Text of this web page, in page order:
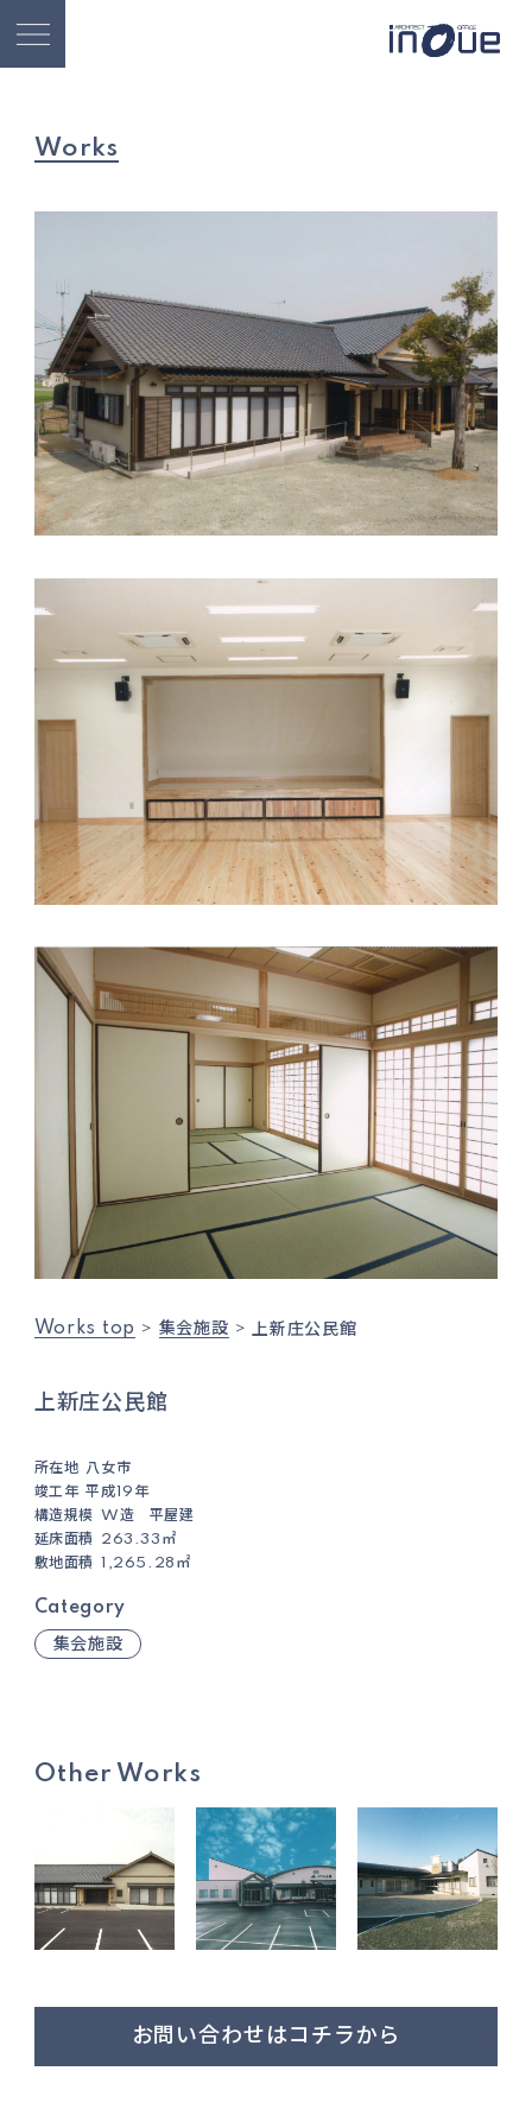
Works
Works top 集会施設 上新庄公民館
上新庄公民館
所在地 八女市
竣工年 平成19年
構造規模
W造 平屋建
延床面積
263.33㎡
敷地面積
1,265.28㎡
Category
集会施設
Other Works
お問い合わせはコチラから